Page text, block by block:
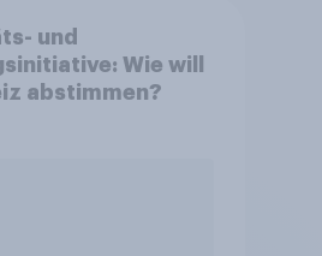
und
Wie will
abstimmen?